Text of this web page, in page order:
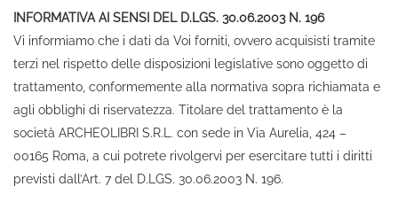
INFORMATIVA AI SENSI DEL D.LGS. 30.06.2003 N. 196
Vi informiamo che i dati da Voi forniti, ovvero acquisisti tramite
terzi nel rispetto delle disposizioni legislative sono oggetto di
trattamento, conformemente alla normativa sopra richiamata e
agli obblighi di riservatezza. Titolare del trattamento è la
società ARCHEOLIBRI S.R.L. con sede in Via Aurelia, 424 –
00165 Roma, a cui potrete rivolgervi per esercitare tutti i diritti
previsti dall’Art. 7 del D.LGS. 30.06.2003 N. 196.